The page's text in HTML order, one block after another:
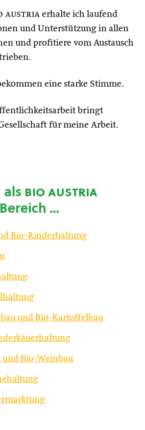
austria erhalte ich laufend
und Unterstützung in allen
und profitiere vom Austausch
eine starke Stimme.
bringt
für meine Arbeit.
alsbio austria
…
Bio-Rinderhaltung
und Bio-Kartoffelbau
und Bio-Weinbau